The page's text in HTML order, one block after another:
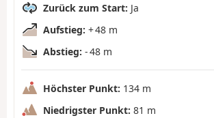
Zurück zum Start: Ja
Aufstieg: + 48 m
Abstieg: - 48 m
Höchster Punkt: 134 m
Niedrigster Punkt: 81 m